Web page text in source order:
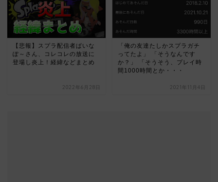
【悲報】スプラ配信者ぱいな
ぽ～さん、コレコレの放送に
登場し炎上！経緯などまとめ
2022年6月28日
「俺の友達たしかスプラガチ
ってたよ」 「そうなんです
か？」 「そうそう、プレイ時
間1000時間とか・・・
2021年11月4日